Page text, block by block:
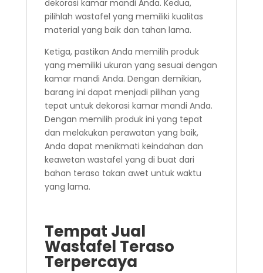
dekorasi kamar mandi Anda. Kedua,
pilihlah wastafel yang memiliki kualitas
material yang baik dan tahan lama.
Ketiga, pastikan Anda memilih produk
yang memiliki ukuran yang sesuai dengan
kamar mandi Anda. Dengan demikian,
barang ini dapat menjadi pilihan yang
tepat untuk dekorasi kamar mandi Anda.
Dengan memilih produk ini yang tepat
dan melakukan perawatan yang baik,
Anda dapat menikmati keindahan dan
keawetan wastafel yang di buat dari
bahan teraso takan awet untuk waktu
yang lama.
Tempat Jual
Wastafel Teraso
Terpercaya